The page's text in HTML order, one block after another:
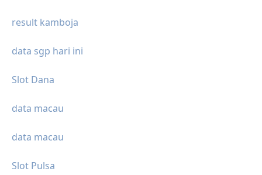
result kamboja
data sgp hari ini
Slot Dana
data macau
data macau
Slot Pulsa